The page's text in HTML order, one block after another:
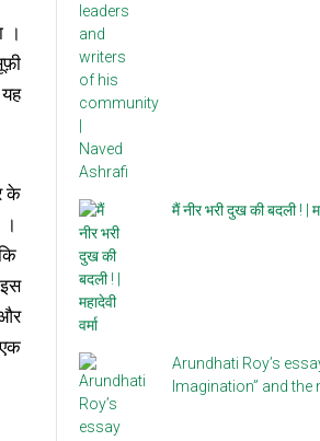
।
के
।
मैं नीर भरी दुख की बदली ! |
Arundhati Roy’s
Imagination” and the